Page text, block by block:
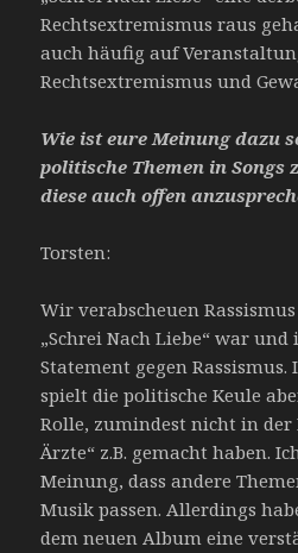
Rechtsextremismus raus
auch häufig auf
Rechtsextremismus und
Wie ist eure Meinung dazu
politische Themen in Songs
diese auch offen
Torsten:
Wir verabscheuen
„Schrei Nach Liebe“ war
Statement gegen Rassismus.
spielt die politische Keule
Rolle, zumindest nicht in der
Ärzte“ z.B. gemacht haben.
Meinung, dass andere
Musik passen. Allerdings
dem neuen Album eine